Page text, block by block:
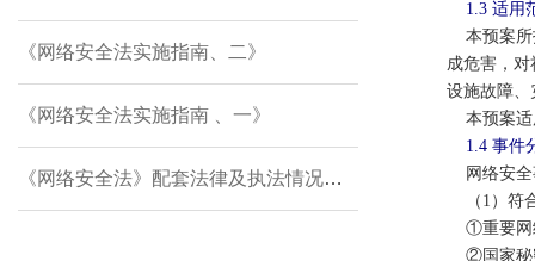
《网络安全法实施指南、二》
《网络安全法实施指南 、一》
《网络安全法》配套法律及执法情况一览表
1.3 适用
本预案所
成危害，
设施故障、
本预案适
1.4 事件
网络安全
（1）符
①重要网
②国家秘